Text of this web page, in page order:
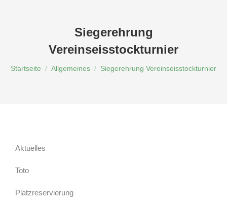
Siegerehrung
Vereinseisstockturnier
Du bist hier:
Startseite Allgemeines Siegerehrung Vereinseisstockturnier
Aktuelles
Toto
Platzreservierung